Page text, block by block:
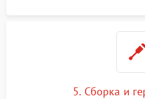
5. Сборка и